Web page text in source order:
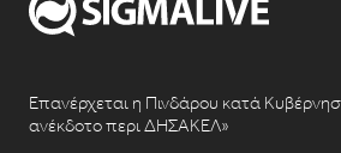
Επανέρχεται η Πινδάρου κατά
ανέκδοτο περι ΔΗΣΑΚΕΛ»